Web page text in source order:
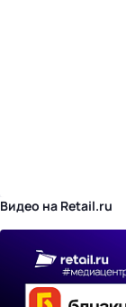
Видео на Retail.ru